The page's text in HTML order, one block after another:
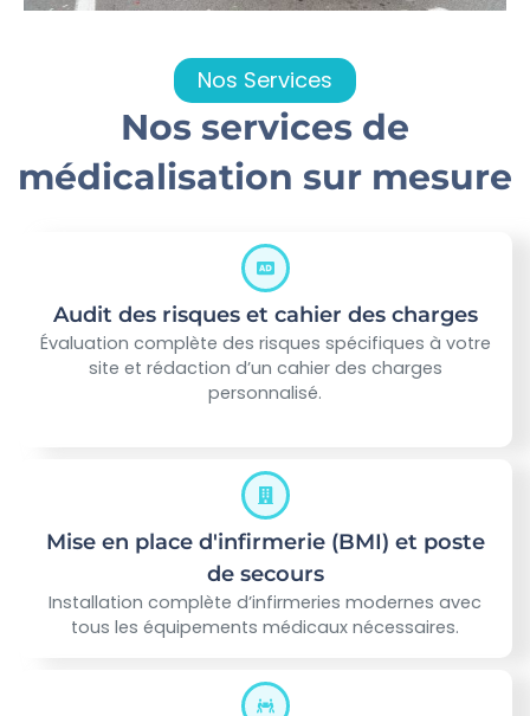
Nos Services
Nos services de
médicalisation sur mesure
Audit des risques et cahier des charges
Évaluation complète des risques spécifiques à votre
site et rédaction d’un cahier des charges
personnalisé.
Mise en place d'infirmerie (BMI) et poste
de secours
Installation complète d’infirmeries modernes avec
tous les équipements médicaux nécessaires.